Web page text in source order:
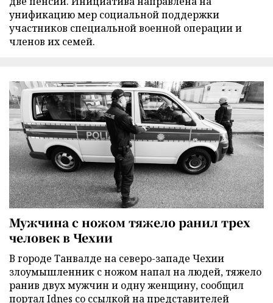
унификацию мер социальной поддержки
участников специальной военной операции и
членов их семей.
Мужчина с ножом тяжело ранил трех
человек в Чехии
В городе Танвалде на северо-западе Чехии
злоумышленник с ножом напал на людей, тяжело
ранив двух мужчин и одну женщину, сообщил
портал Idnes со ссылкой на представителей